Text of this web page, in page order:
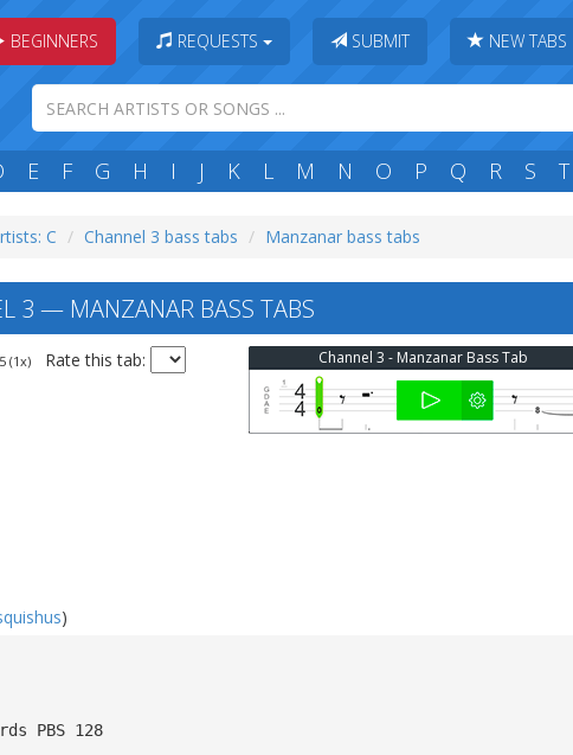
BEGINNERS REQUESTS SUBMIT NEW TABS
E F G H I J K L M N O P Q R S T
C Channel 3 bass tabs Manzanar bass tabs
3 — MANZANAR BASS TABS
(1x) Rate this tab: Channel 3 - Manzanar Bass Tab
)
PBS 128